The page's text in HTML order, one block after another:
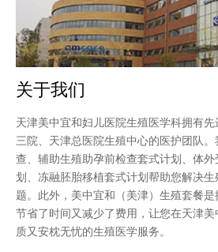
关于我们
天津美中宜和妇儿医院生殖医学科拥有
三院、天津总医院生殖中心的医护团队
查、辅助生殖助孕前检查套式计划、体
划、冻融胚胎移植套式计划帮助您解决
题。此外，美中宜和（美津）生殖套餐
节省了时间又减少了费用，让您在天津
质又安枕无忧的生殖医学服务。